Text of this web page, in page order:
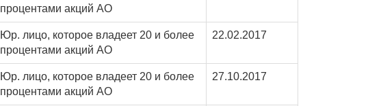
процентами акций АО
Юр. лицо, которое владеет 20 и более
процентами акций АО
22.02.2017
Юр. лицо, которое владеет 20 и более
процентами акций АО
27.10.2017